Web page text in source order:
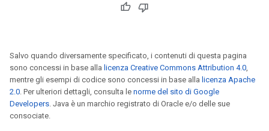
Salvo quando diversamente specificato, i contenuti di questa pagina
sono concessi in base alla licenza Creative Commons Attribution 4.0,
mentre gli esempi di codice sono concessi in base alla licenza Apache
2.0. Per ulteriori dettagli, consulta le norme del sito di Google
Developers. Java è un marchio registrato di Oracle e/o delle sue
consociate.